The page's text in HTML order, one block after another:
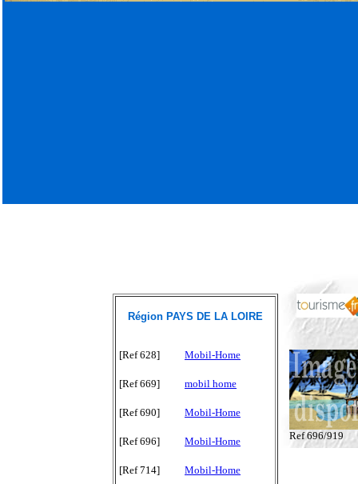
Région PAYS DE LA LOIRE
[Ref 628] Mobil-Home
[Ref 669] mobil home
[Ref 690] Mobil-Home
[Ref 696] Mobil-Home
[Ref 714] Mobil-Home
Ref 696/919